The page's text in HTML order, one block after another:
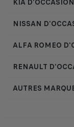
KIA D'OCCASION
NISSAN
ALFA ROMEO
RENAULT
AUTRES